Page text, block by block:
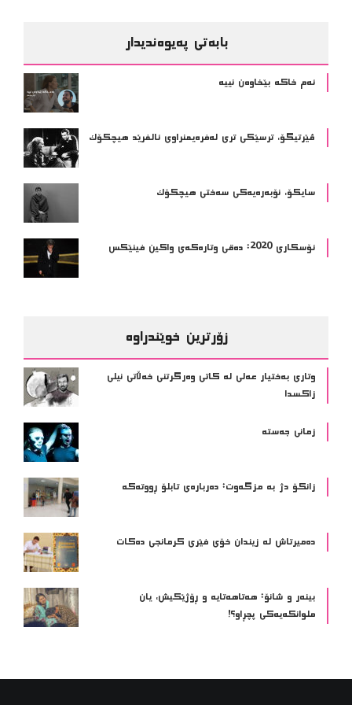
بابەتی پەیوەندیدار
ئەم خاکە بێخاوەن نییە
ڤێرتیگۆ، ترسێکی تری لەفرەیمنراوی ئالفرێد هیچکۆک
سایکۆ، نۆبەرەیەکی سەختی هیچکۆک
ئۆسکاری 2020: دەقی وتارەکەی واکین فینێکس
زۆرترین خوێندراوە
وتاری بەختیار عەلی لە کاتی وەرگرتنی خەڵاتی نیلی
زاکسدا
زمانی جەستە
زانکۆ دژ بە مزگەوت: دەربارەى تابلۆ ڕووتەکە
ده‌میرتاش له‌ زیندان خۆی فێری كرمانجی ده‌كات
بینەر و شانۆ: هەتاھەتایە و ڕۆژێکیش، یان
ملوانکەیەکی پچڕاو؟!